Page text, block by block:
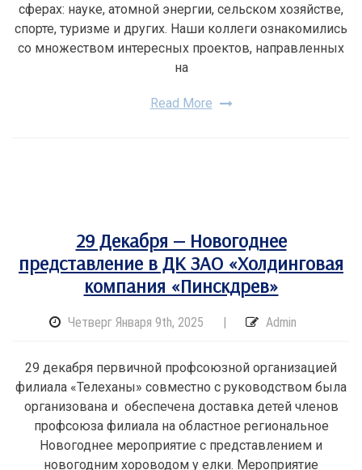
сферах: науке, атомной энергии, сельском хозяйстве,
спорте, туризме и других. Наши коллеги ознакомились
со множеством интересных проектов, направленных
на
Read More
29 Декабря — Новогоднее
представление в ДК ЗАО «Холдинговая
компания «Пинскдрев»
Четверг Января 9th, 2025 | Admin
29 декабря первичной профсоюзной организацией
филиала «Телеханы» совместно с руководством была
организована и обеспечена доставка детей членов
профсоюза филиала на областное региональное
Новогоднее мероприятие с представлением и
новогодним хороводом у елки. Мероприятие